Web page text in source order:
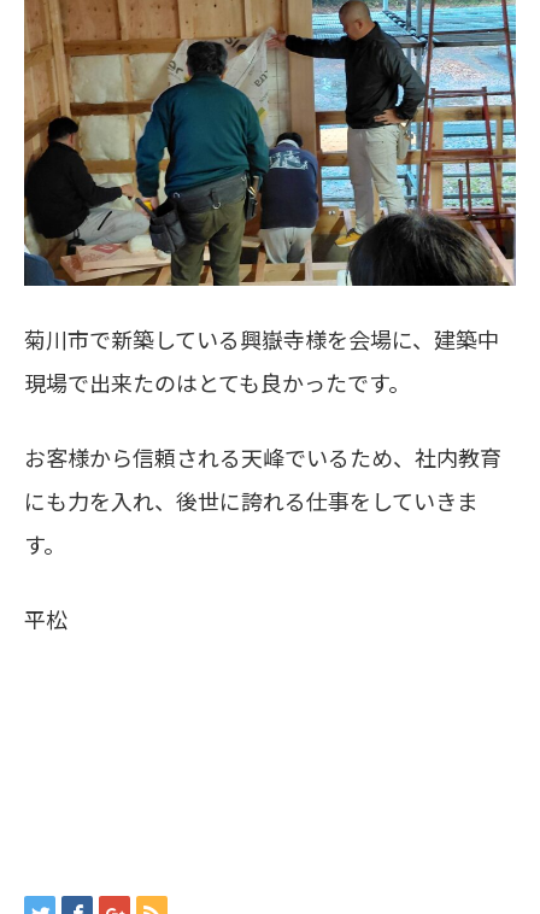
菊川市で新築している興嶽寺様を会場に、建築中
現場で出来たのはとても良かったです。
お客様から信頼される天峰でいるため、社内教育
にも力を入れ、後世に誇れる仕事をしていきま
す。
平松